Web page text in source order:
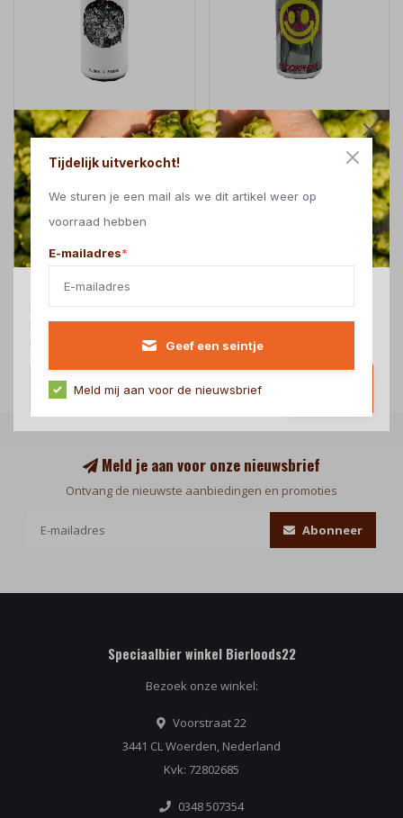
Direct korting ontvangen?
kortingscode voor 5% korting op alles. *Uitgezonderd Sale
items en cadeaubonnen.
Tijdelijk uitverkocht!
We sturen je een mail als we dit artikel weer op
voorraad hebben
E-mailadres*
Geef een seintje
Meld mij aan voor de nieuwsbrief
MUZA BREWING CO - FLORA
/ FAUNA
€5,69
Sour - Smoothie | Untappd:
4.34
MUZA BREWING CO -
ENDORPHINE
Sour - Smoothie | Untappd:
Meld je aan voor onze nieuwsbrief
Ontvang de nieuwste aanbiedingen en promoties
Abonneer
Speciaalbier winkel Bierloods22
Bezoek onze winkel:
Voorstraat 22
3441 CL Woerden, Nederland
Kvk: 72802685
0348 507354